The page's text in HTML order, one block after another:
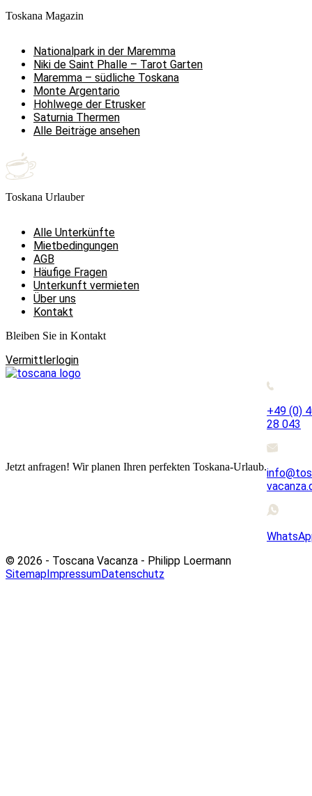
Toskana Magazin
Nationalpark in der Maremma
Niki de Saint Phalle – Tarot Garten
Maremma – südliche Toskana
Monte Argentario
Hohlwege der Etrusker
Saturnia Thermen
Alle Beiträge ansehen
Toskana Urlauber
Alle Unterkünfte
Mietbedingungen
AGB
Häufige Fragen
Unterkunft vermieten
Über uns
Kontakt
Bleiben Sie in Kontakt
Vermittlerlogin
Jetzt anfragen! Wir planen Ihren perfekten Toskana-Urlaub.
+49 (0)
28 043
© 2026 - Toscana Vacanza - Philipp Loermann
SitemapImpressumDatenschutz